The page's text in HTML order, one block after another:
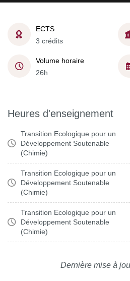
ECTS
3 crédits
Volume horaire
26h
Heures d'enseignement
Transition Ecologique pour un
Développement Soutenable
(Chimie)
Transition Ecologique pour un
Développement Soutenable
(Chimie)
Transition Ecologique pour un
Développement Soutenable
(Chimie)
Dernière mise à